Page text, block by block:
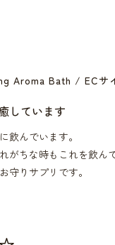
Aroma Bath / ECサ
しています
飲んでいます。
がちな時もこれを飲ん
守りサプリです。